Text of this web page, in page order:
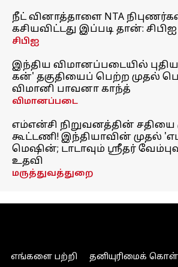
நீட் வினாத்தாளை NTA
கசியவிட்டது இப்படி தான்: சிபிஐ
சிபிஐ
இந்திய விமானப்படையில் புதிய
கன்' தகுதியைப் பெற்ற முதல்
விமானி பாவனா காந்த்
விமானப்படை
எம்என்சி நிறுவனத்தின் சதியை
கூட்டணி! இந்தியாவின் முதல்
மெஷின்; டாடாவும் ஸ்ரீதர்
உதவி
மருத்துவத்துறை
எங்களை பற்றி
தனியுரிமைக்